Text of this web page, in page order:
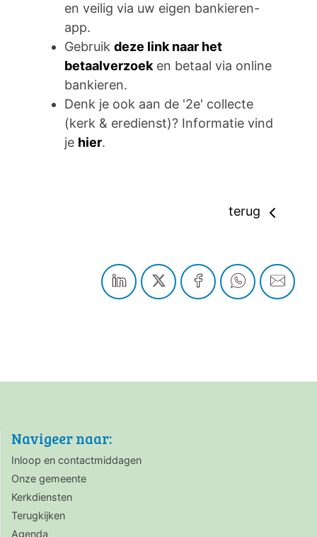
en veilig via uw eigen bankieren-
app.
Gebruik deze link naar het
betaalverzoeken betaal via online
bankieren.
Denk je ook aan de '2e' collecte
(kerk & eredienst)? Informatie vind
je hier.
terug
Navigeer naar:
Inloop en contactmiddagen
Onze gemeente
Kerkdiensten
Terugkijken
Agenda